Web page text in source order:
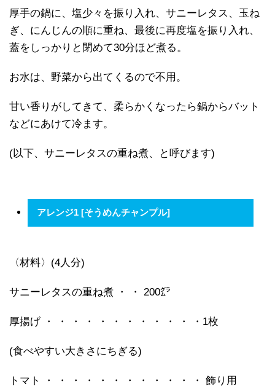
厚手の鍋に、塩少々を振り入れ、サニーレタス、玉ね
ぎ、にんじんの順に重ね、最後に再度塩を振り入れ、
蓋をしっかりと閉めて30分ほど煮る。
お水は、野菜から出てくるので不用。
甘い香りがしてきて、柔らかくなったら鍋からバット
などにあけて冷ます。
(以下、サニーレタスの重ね煮、と呼びます)
アレンジ1 [そうめんチャンプル]
〈材料〉(4人分)
サニーレタスの重ね煮 ・ ・ 200㌘
厚揚げ ・ ・ ・ ・ ・ ・ ・ ・ ・ ・ ・ ・1枚
(食べやすい大きさにちぎる)
トマト ・ ・ ・ ・ ・ ・ ・ ・ ・ ・ ・ ・ 飾り用